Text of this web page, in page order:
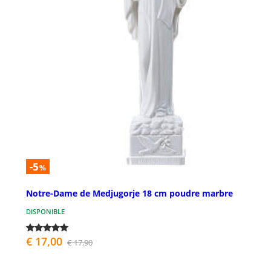
-5%
Notre-Dame de Medjugorje 18 cm poudre marbre
DISPONIBLE
€ 17,00 € 17,90